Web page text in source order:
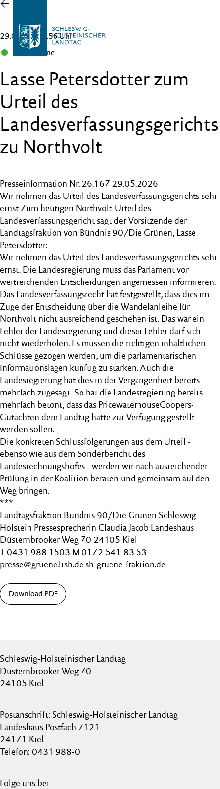
Zur
Übersicht
29.05.26 , 11:56 Uhr
B 90/Grüne
Lasse Petersdotter zum
Urteil des
Landesverfassungsgerichts
zu Northvolt
Presseinformation Nr. 26.167 29.05.2026
Wir nehmen das Urteil des Landesverfassungsgerichts sehr
ernst Zum heutigen Northvolt-Urteil des
Landesverfassungsgericht sagt der Vorsitzende der
Landtagsfraktion von Bündnis 90/Die Grünen, Lasse
Petersdotter:
Wir nehmen das Urteil des Landesverfassungsgerichts sehr
ernst. Die Landesregierung muss das Parlament vor
weitreichenden Entscheidungen angemessen informieren.
Das Landesverfassungsrecht hat festgestellt, dass dies im
Zuge der Entscheidung über die Wandelanleihe für
Northvolt nicht ausreichend geschehen ist. Das war ein
Fehler der Landesregierung und dieser Fehler darf sich
nicht wiederholen. Es müssen die richtigen inhaltlichen
Schlüsse gezogen werden, um die parlamentarischen
Informationslagen künftig zu stärken. Auch die
Landesregierung hat dies in der Vergangenheit bereits
mehrfach zugesagt. So hat die Landesregierung bereits
mehrfach betont, dass das PricewaterhouseCoopers-
Gutachten dem Landtag hätte zur Verfügung gestellt
werden sollen.
Die konkreten Schlussfolgerungen aus dem Urteil -
ebenso wie aus dem Sonderbericht des
Landesrechnungshofes - werden wir nach ausreichender
Prüfung in der Koalition beraten und gemeinsam auf den
Weg bringen.
***
Landtagsfraktion Bündnis 90/Die Grünen Schleswig-
Holstein Pressesprecherin Claudia Jacob Landeshaus
Düsternbrooker Weg 70 24105 Kiel
T 0431 988 1503 M 0172 541 83 53
presse@gruene.ltsh.de sh-gruene-fraktion.de
Download PDF
Schleswig-Holsteinischer Landtag
Düsternbrooker Weg 70
24105 Kiel
Postanschrift: Schleswig-Holsteinischer Landtag
Landeshaus Postfach 7121
24171 Kiel
Telefon: 0431 988-0
Folge uns bei